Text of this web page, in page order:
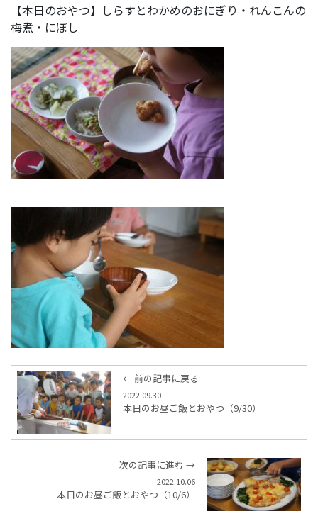
【本日のおやつ】しらすとわかめのおにぎり・れんこんの
梅煮・にぼし
← 前の記事に戻る
2022.09.30
本日のお昼ご飯とおやつ（9/30）
次の記事に進む →
2022.10.06
本日のお昼ご飯とおやつ（10/6）